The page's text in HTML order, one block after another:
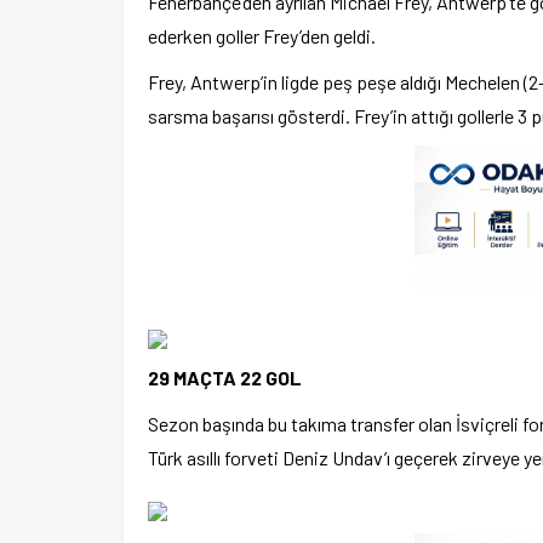
ederken goller Frey’den geldi.
Frey, Antwerp’in ligde peş peşe aldığı Mechelen
sarsma başarısı gösterdi. Frey’in attığı gollerle
29 MAÇTA 22 GOL
Sezon başında bu takıma transfer olan İsviçreli
Türk asıllı forveti Deniz Undav’ı geçerek zirveye